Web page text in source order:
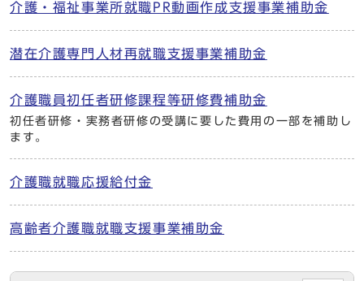
介護・福祉事業所就職PR動画作成支援事業補助金
潜在介護専門人材再就職支援事業補助金
介護職員初任者研修課程等研修費補助金
初任者研修・実務者研修の受講に要した費用の一部を補助し
ます。
介護職就職応援給付金
高齢者介護職就職支援事業補助金